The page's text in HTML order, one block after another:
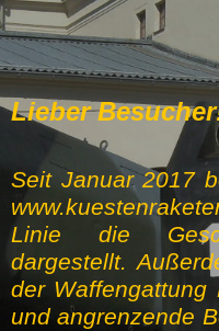
Lieber
Seit Januar 2017
Linie die
dargestellt.
der Waffengattung
und angrenzende